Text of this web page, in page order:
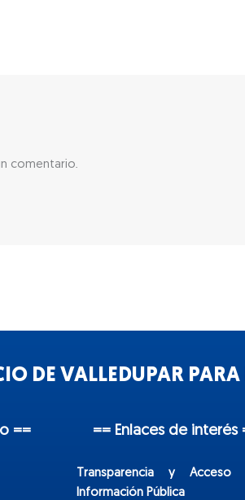
comentario.
DE VALLEDUPAR PARA
== == Enlaces de interés
Transparencia y
Información Pública